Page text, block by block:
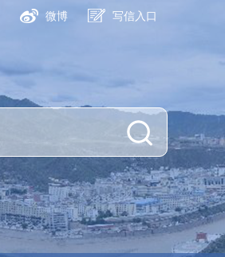
微博 写信入口